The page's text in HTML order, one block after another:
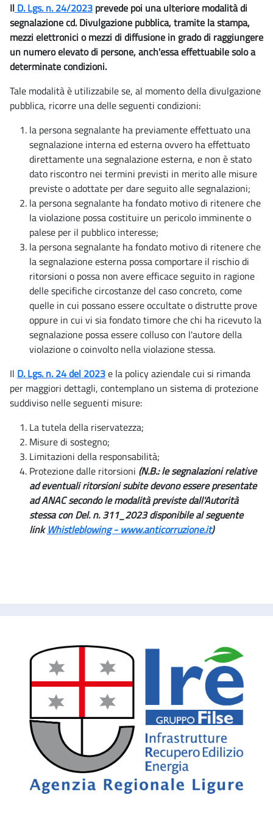
Il D. Lgs. n. 24/2023 prevede poi una ulteriore modalità di
segnalazione cd. Divulgazione pubblica, tramite la stampa,
mezzi elettronici o mezzi di diffusione in grado di raggiungere
un numero elevato di persone, anch'essa effettuabile solo a
determinate condizioni.
Tale modalità è utilizzabile se, al momento della divulgazione
pubblica, ricorre una delle seguenti condizioni:
la persona segnalante ha previamente effettuato una
segnalazione interna ed esterna ovvero ha effettuato
direttamente una segnalazione esterna, e non è stato
dato riscontro nei termini previsti in merito alle misure
previste o adottate per dare seguito alle segnalazioni;
la persona segnalante ha fondato motivo di ritenere che
la violazione possa costituire un pericolo imminente o
palese per il pubblico interesse;
la persona segnalante ha fondato motivo di ritenere che
la segnalazione esterna possa comportare il rischio di
ritorsioni o possa non avere efficace seguito in ragione
delle specifiche circostanze del caso concreto, come
quelle in cui possano essere occultate o distrutte prove
oppure in cui vi sia fondato timore che chi ha ricevuto la
segnalazione possa essere colluso con l'autore della
violazione o coinvolto nella violazione stessa.
Il D. Lgs. n. 24 del 2023e la policy aziendale cui si rimanda
per maggiori dettagli, contemplano un sistema di protezione
suddiviso nelle seguenti misure:
La tutela della riservatezza;
Misure di sostegno;
Limitazioni della responsabilità;
Protezione dalle ritorsioni (N.B.: le segnalazioni relative
ad eventuali ritorsioni subite devono essere presentate
ad ANAC secondo le modalità previste dall'Autorità
stessa con Del. n. 311_2023 disponibile al seguente
linkWhistleblowing - www.anticorruzione.it)